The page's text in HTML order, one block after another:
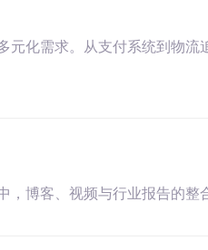
化需求。从支付系统到物
博客、视频与行业报告的整